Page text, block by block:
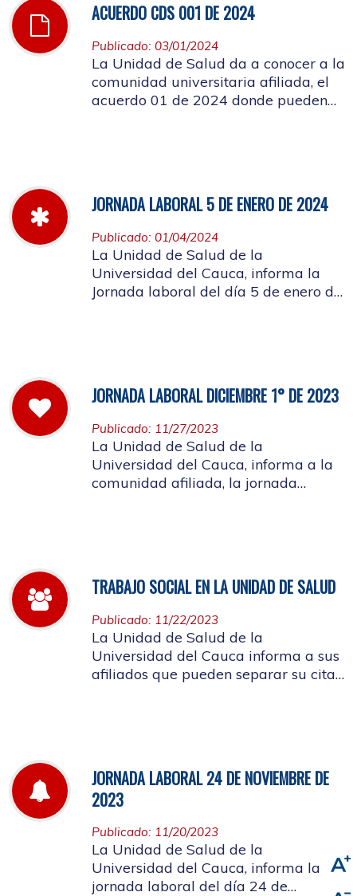
ACUERDO CDS 001 DE 2024
Publicado: 03/01/2024
La Unidad de Salud da a conocer a la
comunidad universitaria afiliada, el
acuerdo 01 de 2024 donde pueden
JORNADA LABORAL 5 DE ENERO DE 2024
Publicado: 01/04/2024
La Unidad de Salud de la
Universidad del Cauca, informa la
Jornada laboral del día 5 de enero de
JORNADA LABORAL DICIEMBRE 1° DE 2023
Publicado: 11/27/2023
La Unidad de Salud de la
Universidad del Cauca, informa a la
comunidad afiliada, la jornada
TRABAJO SOCIAL EN LA UNIDAD DE SALUD
Publicado: 11/22/2023
La Unidad de Salud de la
Universidad del Cauca informa a sus
afiliados que pueden separar su cita
JORNADA LABORAL 24 DE NOVIEMBRE DE
2023
Publicado: 11/20/2023
La Unidad de Salud de la
Universidad del Cauca, informa la
jornada laboral del día 24 de